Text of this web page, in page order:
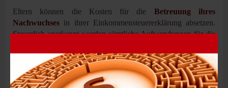
Eltern können die Kosten für die Betreuung ihres
Nachwuchses in ihrer Einkommensteuererklärung absetzen.
Steuerlich anerkannt werden sämtliche Aufwendungen für die
die Unterbringung in Kindergärten, Kindertagesstätten,
Kinderhorten, Kinderheimen, Kinderkrippen, sowie bei